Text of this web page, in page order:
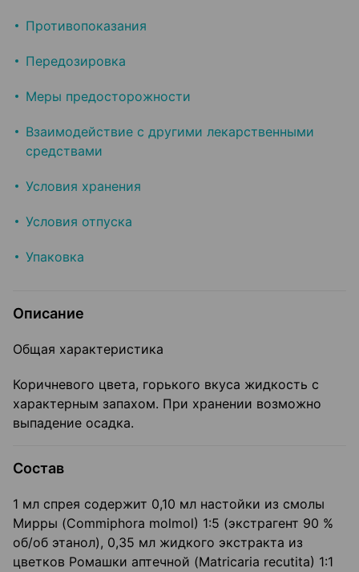
Противопоказания
Передозировка
Меры предосторожности
Взаимодействие с другими лекарственными
средствами
Условия хранения
Условия отпуска
Упаковка
Описание
Общая характеристика
Коричневого цвета, горького вкуса жидкость с
характерным запахом. При хранении возможно
выпадение осадка.
Состав
1 мл спрея содержит 0,10 мл настойки из смолы
Мирры (Commiphora molmol) 1:5 (экстрагент 90 %
об/об этанол), 0,35 мл жидкого экстракта из
цветков Ромашки аптечной (Matricaria recutita) 1:1